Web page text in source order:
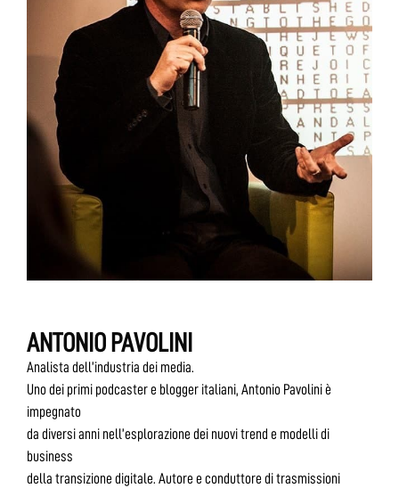
ANTONIO PAVOLINI
Analista dell’industria dei media.
Uno dei primi podcaster e blogger italiani, Antonio Pavolini è
impegnato
da diversi anni nell’esplorazione dei nuovi trend e modelli di
business
della transizione digitale. Autore e conduttore di trasmissioni